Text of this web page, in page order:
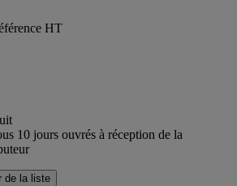
HT
10 jours ouvrés à réception de la
de la liste